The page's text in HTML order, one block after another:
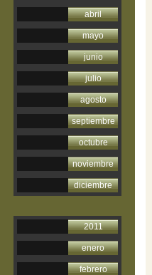
abril
mayo
junio
julio
agosto
septiembre
octubre
noviembre
diciembre
2011
enero
febrero